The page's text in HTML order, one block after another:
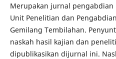
Merupakan jurnal
Unit Penelitian dan
Gemilang Tembilahan.
naskah hasil kajian dan
dipublikasikan dijurnal ini.